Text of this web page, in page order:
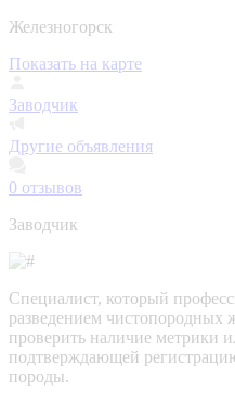
Железногорск
Показать на карте
Заводчик
Другие объявления
0 отзывов
Заводчик
Специалист, который
разведением чистопородных
проверить наличие метрики
подтверждающей
породы.